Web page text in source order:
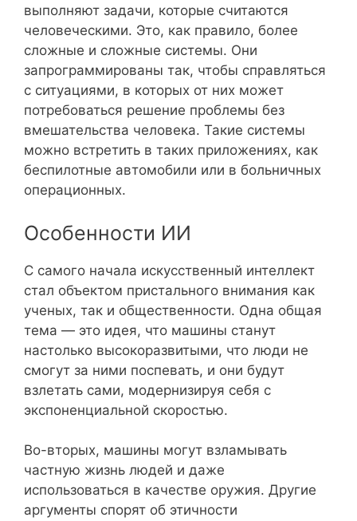
выполняют задачи, которые считаются
человеческими. Это, как правило, более
сложные и сложные системы. Они
запрограммированы так, чтобы справляться
с ситуациями, в которых от них может
потребоваться решение проблемы без
вмешательства человека. Такие системы
можно встретить в таких приложениях, как
беспилотные автомобили или в больничных
операционных.
Особенности ИИ
С самого начала искусственный интеллект
стал объектом пристального внимания как
ученых, так и общественности. Одна общая
тема — это идея, что машины станут
настолько высокоразвитыми, что люди не
смогут за ними поспевать, и они будут
взлетать сами, модернизируя себя с
экспоненциальной скоростью.
Во-вторых, машины могут взламывать
частную жизнь людей и даже
использоваться в качестве оружия. Другие
аргументы спорят об этичности